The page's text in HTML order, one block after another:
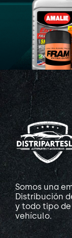
Somos una
Distribución
y todo tipo
vehículo.